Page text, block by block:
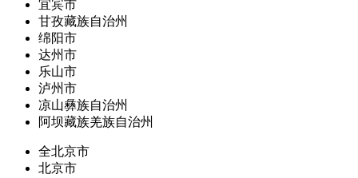
宜宾市
甘孜藏族自治州
绵阳市
达州市
乐山市
泸州市
凉山彝族自治州
阿坝藏族羌族自治州
全北京市
北京市